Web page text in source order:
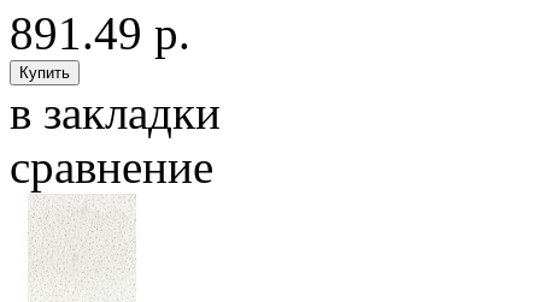
891.49 р.
в закладки
сравнение